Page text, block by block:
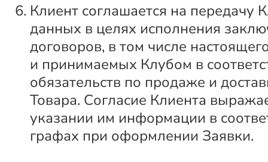
Клиент соглашается на передачу
данных в целях исполнения
договоров, в том числе
и принимаемых Клубом в
обязательств по продаже и
Товара. Согласие Клиента
указании им информации в
графах при оформлении Заявки.